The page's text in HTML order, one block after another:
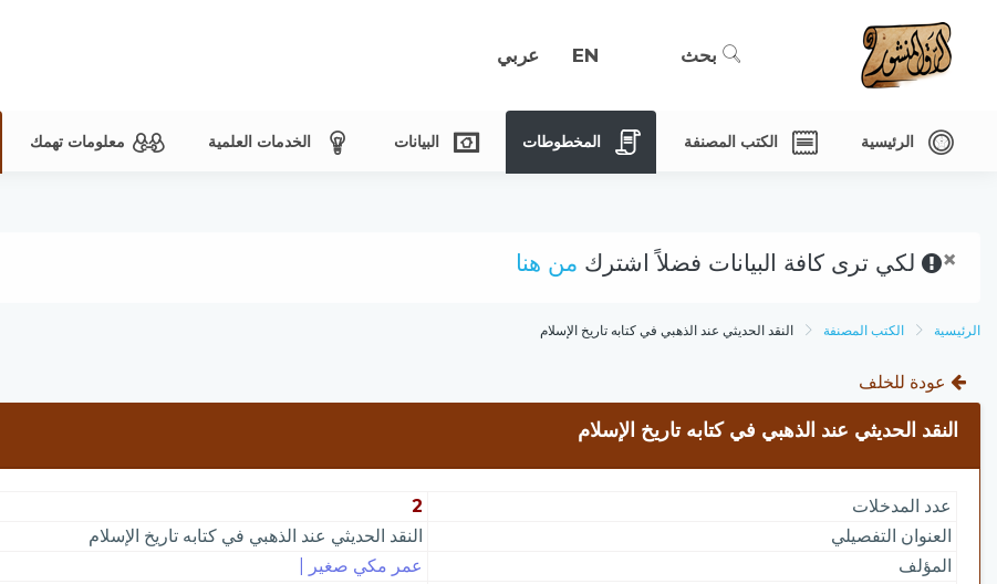
بحث EN عربي
الرئيسية الكتب المصنفة المخطوطات البيانات الخدمات العلمية معلومات تهمك
× لكي ترى كافة البيانات فضلاً اشترك من هنا
الرئيسية الكتب المصنفة النقد الحديثي عند الذهبي في كتابه تاريخ الإسلام
عودة للخلف
النقد الحديثي عند الذهبي في كتابه تاريخ الإسلام
عدد المدخلات
2
العنوان التفصيلي
النقد الحديثي عند الذهبي في كتابه تاريخ الإسلام
المؤلف
عمر مكي صغير |